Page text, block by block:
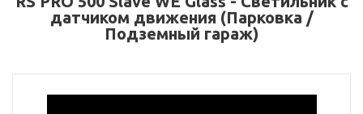
датчиком движения (Парковка /
Подземный гараж)